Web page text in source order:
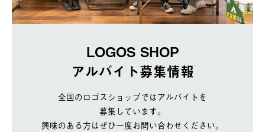
LOGOS SHOP
アルバイト募集情報
全国のロゴスショップではアルバイトを
募集しています。
興味のある方はぜひ一度お問い合わせください。